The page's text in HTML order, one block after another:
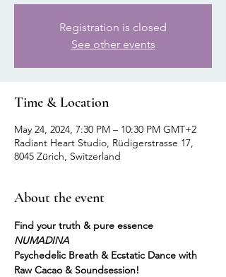
Registration is closed
See other events
Time & Location
May 24, 2024, 7:30 PM – 10:30 PM GMT+2
Radiant Heart Studio, Rüdigerstrasse 17,
8045 Zürich, Switzerland
About the event
Find your truth & pure essence
NUMADINA
Psychedelic Breath & Ecstatic Dance with
Raw Cacao & Soundsession!